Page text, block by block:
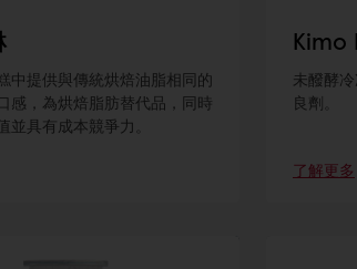
中提供與傳統烘焙油脂相同的
感，為烘焙脂肪替代品，同時
並具有成本競爭力。
Kimo
未醱酵
良劑。
了解更多